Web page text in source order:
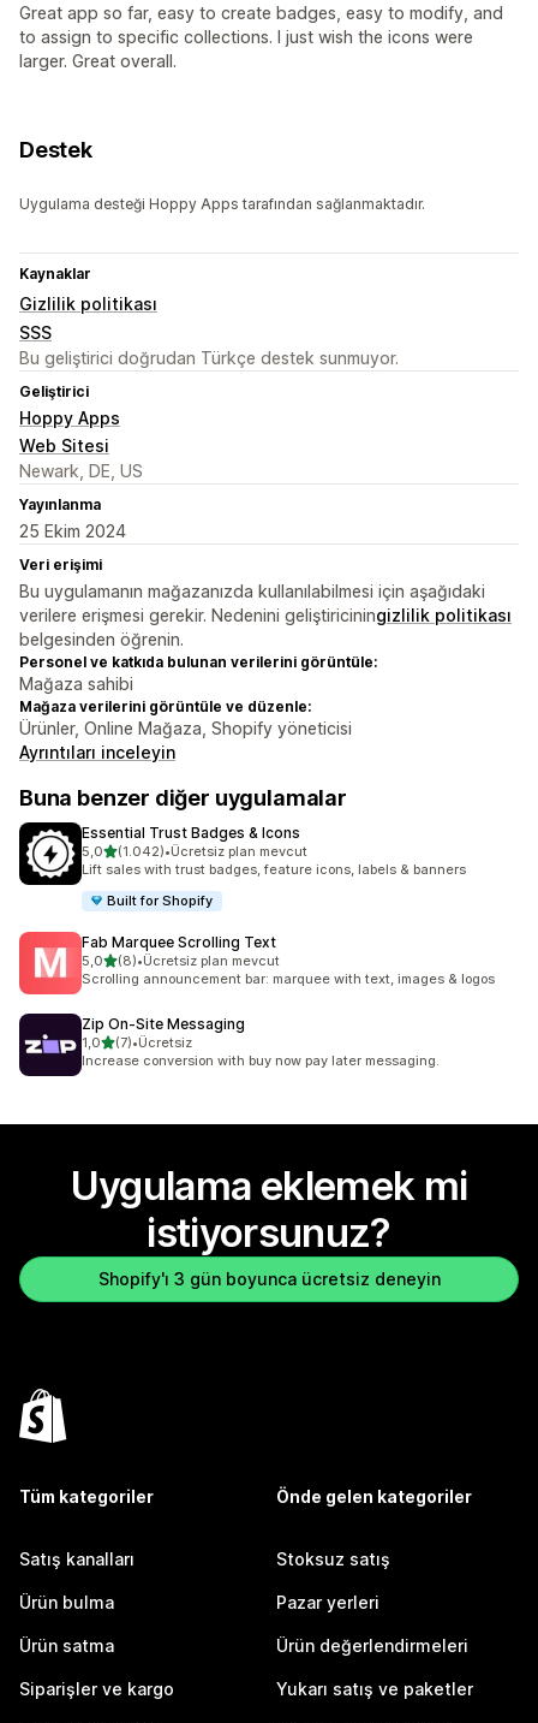
Great app so far, easy to create badges, easy to modify, and
to assign to specific collections. I just wish the icons were
larger. Great overall.
Destek
Uygulama desteği Hoppy Apps tarafından sağlanmaktadır.
Kaynaklar
Gizlilik politikası
SSS
Bu geliştirici doğrudan Türkçe destek sunmuyor.
Geliştirici
Hoppy Apps
Web Sitesi
Newark, DE, US
Yayınlanma
25 Ekim 2024
Veri erişimi
Bu uygulamanın mağazanızda kullanılabilmesi için aşağıdaki
verilere erişmesi gerekir. Nedenini geliştiriciningizlilik politikası
belgesinden öğrenin.
Personel ve katkıda bulunan verilerini görüntüle:
Mağaza sahibi
Mağaza verilerini görüntüle ve düzenle:
Ürünler, Online Mağaza, Shopify yöneticisi
Ayrıntıları inceleyin
Buna benzer diğer uygulamalar
Essential Trust Badges & Icons
5,05 yıldız üzerinden
(1.042)
toplam 1042 değerlendirme
•Ücretsiz plan mevcut
Lift sales with trust badges, feature icons, labels & banners
Built for Shopify
Fab Marquee Scrolling Text
5,05 yıldız üzerinden
(8)
toplam 8 değerlendirme
•Ücretsiz plan mevcut
Scrolling announcement bar: marquee with text, images & logos
Zip On‑Site Messaging
1,05 yıldız üzerinden
(7)
toplam 7 değerlendirme
•Ücretsiz
Increase conversion with buy now pay later messaging.
Uygulama eklemek mi
istiyorsunuz?
Shopify'ı 3 gün boyunca ücretsiz deneyin
Tüm kategoriler
Satış kanalları
Ürün bulma
Ürün satma
Siparişler ve kargo
Önde gelen kategoriler
Stoksuz satış
Pazar yerleri
Ürün değerlendirmeleri
Yukarı satış ve paketler